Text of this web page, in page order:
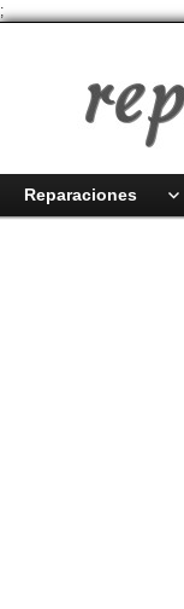
;
Reparaciones